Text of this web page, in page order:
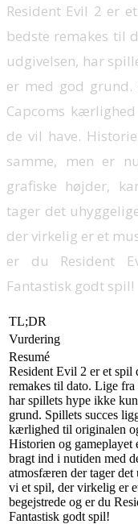
Resident Evil 2 er
bedste remakes til
udgivelsen, har
er med god grund.
Capcoms
de vil have.
samme, men er
grafiske højder,
tager det
der virkelig er et
er du Resident
Fantastisk godt spil!
TL;DR
Vurdering
Resumé
Resident Evil 2 er et spil
remakes til dato. Lige
har spillets hype ikke
grund. Spillets succes
kærlighed til originalen
Historien og gameplayet
bragt ind i nutiden med
atmosfæren der tager
vi et spil, der virkelig er
begejstrede og er du
Fantastisk godt spil!